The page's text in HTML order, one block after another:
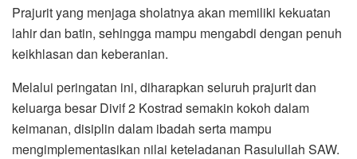
Prajurit yang menjaga sholatnya akan memiliki kekuatan
lahir dan batin, sehingga mampu mengabdi dengan penuh
keikhlasan dan keberanian.
Melalui peringatan ini, diharapkan seluruh prajurit dan
keluarga besar Divif 2 Kostrad semakin kokoh dalam
keimanan, disiplin dalam ibadah serta mampu
mengimplementasikan nilai keteladanan Rasulullah SAW.